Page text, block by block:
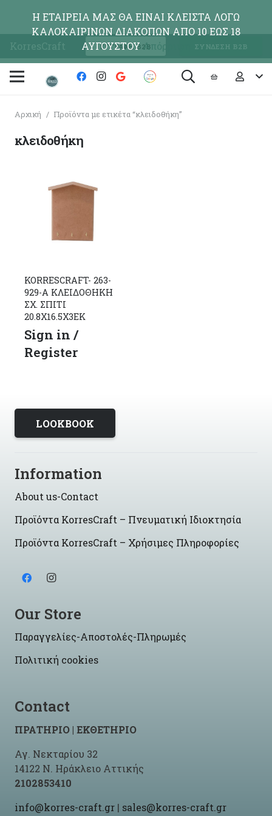
KorresCraft ΕΓΓΡΑΦΗ Β2Β ΣΥΝΔΕΣΗ Β2Β
Αρχική / Προϊόντα με ετικέτα “κλειδοθήκη”
κλειδοθήκη
KORRESCRAFT- 263-
929-Α ΚΛΕΙΔΟΘΗΚΗ
ΣΧ. ΣΠΙΤΙ
20.8Χ16.5Χ3ΕΚ
Sign in /
Register
LOOKBOOK
Information
About us-Contact
Προϊόντα KorresCraft – Πνευματική Ιδιοκτησία
Προϊόντα KorresCraft – Χρήσιμες Πληροφορίες
Our Store
Παραγγελίες-Αποστολές-Πληρωμές
Πολιτική cookies
Contact
ΠΡΑΤΗΡΙΟ | ΕΚΘΕΤΗΡΙΟ
Αγ. Νεκταρίου 32
14122 Ν. Ηράκλειο Αττικής
2102853410
info@korres-craft.gr | sales@korres-craft.gr
Η ΕΤΑΙΡΕΙΑ ΜΑΣ ΘΑ ΕΙΝΑΙ ΚΛΕΙΣΤΑ ΛΟΓΩ
ΚΑΛΟΚΑΙΡΙΝΩΝ ΔΙΑΚΟΠΩΝ ΑΠΟ 10 ΕΩΣ 18
ΑΥΓΟΥΣΤΟΥΑπόρριψη